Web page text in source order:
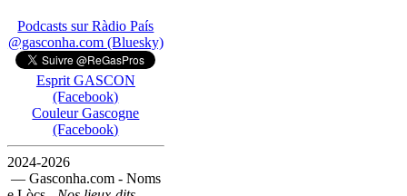
Podcasts sur Ràdio País
@gasconha.com (Bluesky)
Esprit GASCON
(Facebook)
Couleur Gascogne
(Facebook)
2024-2026
— Gasconha.com - Noms